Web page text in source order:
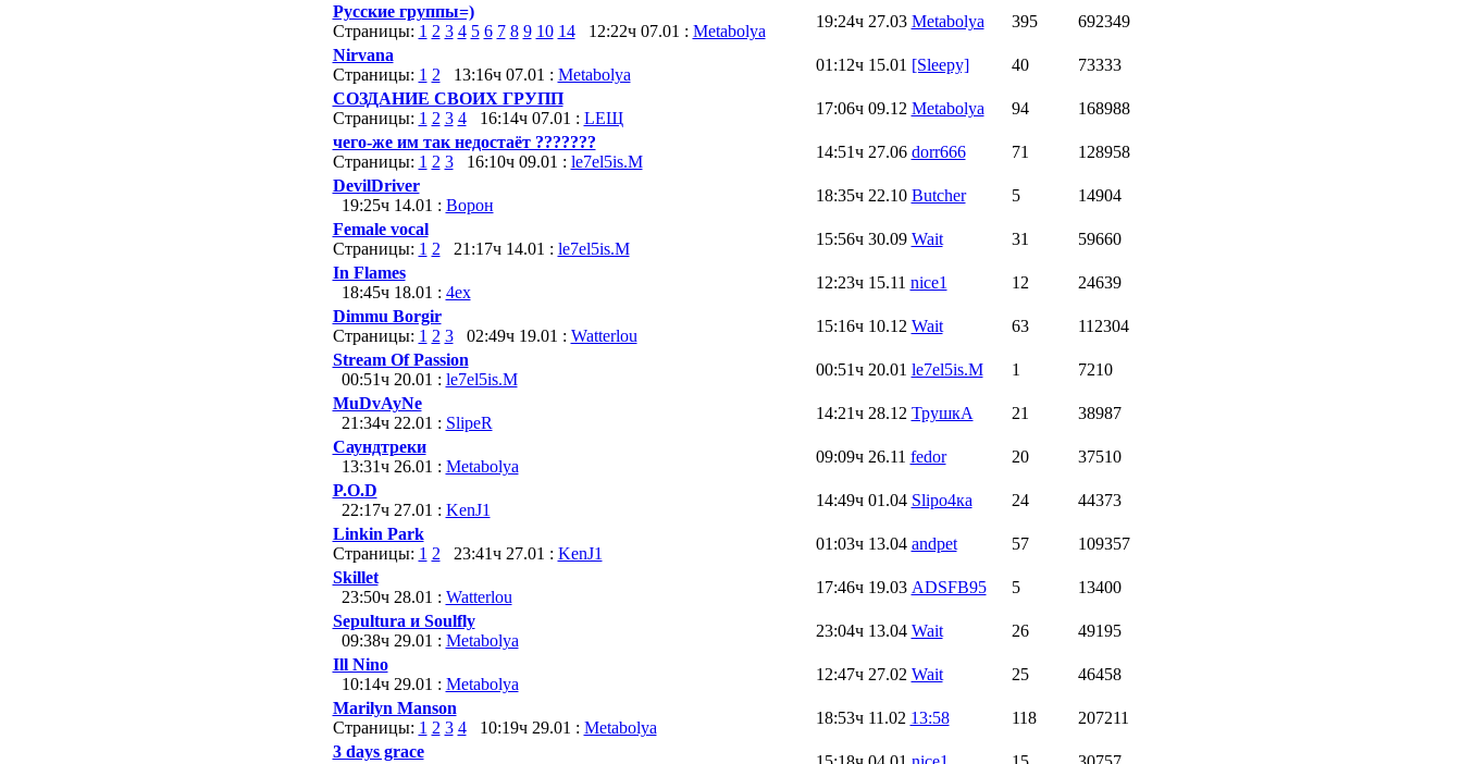
Русские группы=)
Страницы: 1 2 3 4 5 6 7 8 9 10 1412:22ч 07.01 : Metabolya
19:24ч 27.03 Metabolya 395
692349
Nirvana
Страницы: 1 2 13:16ч 07.01 : Metabolya
01:12ч 15.01 [Sleepy] 40
73333
СОЗДАНИЕ СВОИХ ГРУПП
Страницы: 1 2 3 416:14ч 07.01 : LEЩ
17:06ч 09.12 Metabolya 94
168988
чего-же им так недостаёт ???????
Страницы: 1 2 316:10ч 09.01 : le7el5is.M
14:51ч 27.06 dorr666 71
128958
DevilDriver
19:25ч 14.01 : Ворон
18:35ч 22.10 Butcher 5
14904
Female vocal
Страницы: 1 2 21:17ч 14.01 : le7el5is.M
15:56ч 30.09 Wait 31
59660
In Flames
18:45ч 18.01 : 4ex
12:23ч 15.11 nice1 12
24639
Dimmu Borgir
Страницы: 1 2 302:49ч 19.01 : Watterlou
15:16ч 10.12 Wait 63
112304
Stream Of Passion
00:51ч 20.01 : le7el5is.M
00:51ч 20.01 le7el5is.M 1
7210
MuDvAyNe
21:34ч 22.01 : SlipeR
14:21ч 28.12 ТрушкА 21
38987
Саундтреки
13:31ч 26.01 : Metabolya
09:09ч 26.11 fedor 20
37510
P.O.D
22:17ч 27.01 : KenJ1
14:49ч 01.04 Slipо4ка 24
44373
Linkin Park
Страницы: 1 2 23:41ч 27.01 : KenJ1
01:03ч 13.04 andpet 57
109357
Skillet
23:50ч 28.01 : Watterlou
17:46ч 19.03 ADSFB95 5
13400
Sepultura и Soulfly
09:38ч 29.01 : Metabolya
23:04ч 13.04 Wait 26
49195
Ill Nino
10:14ч 29.01 : Metabolya
12:47ч 27.02 Wait 25
46458
Marilyn Мanson
Страницы: 1 2 3 410:19ч 29.01 : Metabolya
18:53ч 11.02 13:58 118
207211
3 days grace